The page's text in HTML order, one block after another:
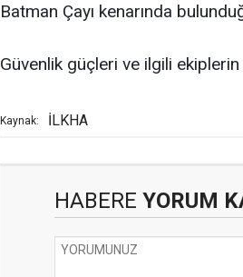
Batman Çayı kenarında
Güvenlik güçleri ve ilgili
Kaynak: İLKHA
HABERE YORUM